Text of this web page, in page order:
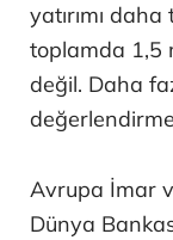
yatırımı
toplamda 1,5
değil. Daha
Avrupa İmar
Dünya